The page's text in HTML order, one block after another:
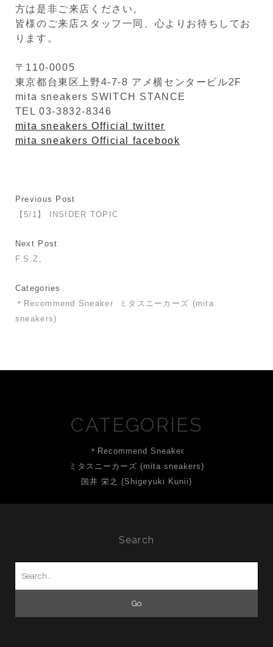
方は是非ご来店ください。
皆様のご来店スタッフ一同、心よりお待ちしてお
ります。
〒110-0005
東京都台東区上野4-7-8 アメ横センタービル2F
mita sneakers SWITCH STANCE
TEL 03-3832-8346
mita sneakers Official twitter
mita sneakers Official facebook
Previous Post
【5/1】 INSIDER TOPIC
Next Post
F.S.Z。
Categories
＊Recommend Sneaker
ミタスニーカーズ (mita
sneakers)
CATEGORIES
＊Recommend Sneaker
ミタスニーカーズ (mita sneakers)
国井 栄之 (Shigeyuki Kunii)
Search